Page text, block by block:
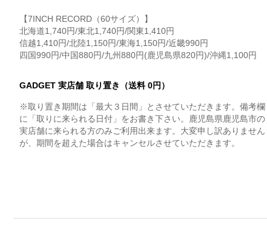
【7INCH RECORD（60サイズ）】
北海道1,740円/東北1,740円/関東1,410円
信越1,410円/北陸1,150円/東海1,150円/近畿990円
四国990円/中国880円/九州880円(鹿児島県820円)/沖縄1,100円
GADGET 実店舗 取り置き（送料 0円）
※取り置き期間は「最大３日間」とさせていただきます。備考欄
に「取りに来られる日付」をお書き下さい。鹿児島県鹿児島市の
実店舗に来られる方のみご利用出来ます。大変申し訳ありません
が、期間を超えた場合はキャンセルさせていただきます。